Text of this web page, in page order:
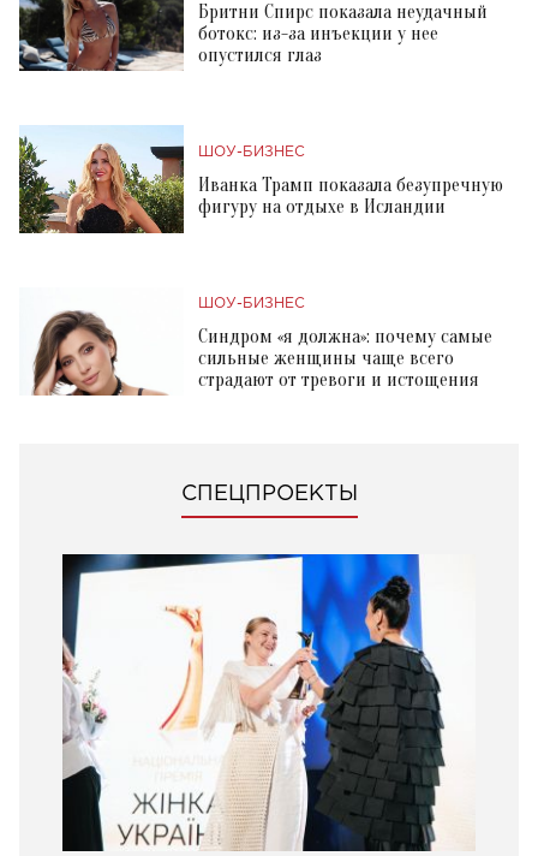
Бритни Спирс показала неудачный
ботокс: из-за инъекции у нее
опустился глаз
ШОУ-БИЗНЕС
Иванка Трамп показала безупречную
фигуру на отдыхе в Исландии
ШОУ-БИЗНЕС
Синдром «я должна»: почему самые
сильные женщины чаще всего
страдают от тревоги и истощения
СПЕЦПРОЕКТЫ